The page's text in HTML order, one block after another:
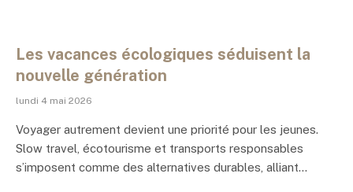
Les vacances écologiques séduisent la
nouvelle génération
lundi 4 mai 2026
Voyager autrement devient une priorité pour les jeunes.
Slow travel, écotourisme et transports responsables
s’imposent comme des alternatives durables, alliant…